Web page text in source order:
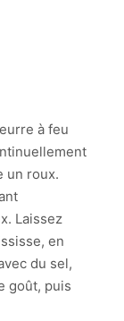
à feu
un roux.
Laissez
en
du sel,
goût, puis